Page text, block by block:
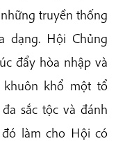
truyền thống
dạng. Hội Chủng
đẩy hòa nhập và
khổ một tổ
sắc tộc và đánh
làm cho Hội có